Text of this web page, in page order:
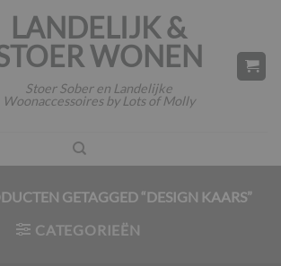
LANDELIJK &
WONEN
Stoer Sober en Landelijke
Woonaccessoires by Lots of Molly
GETAGGED “DESIGN KAARS”
CATEGORIEËN